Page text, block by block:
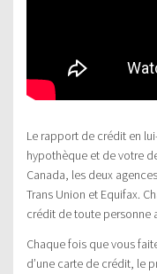
Le rapport de crédit en
hypothèque et de votre
Canada, les deux
Trans Union et Equifax.
crédit de toute personne
Chaque fois que vous
d’une carte de crédit, le